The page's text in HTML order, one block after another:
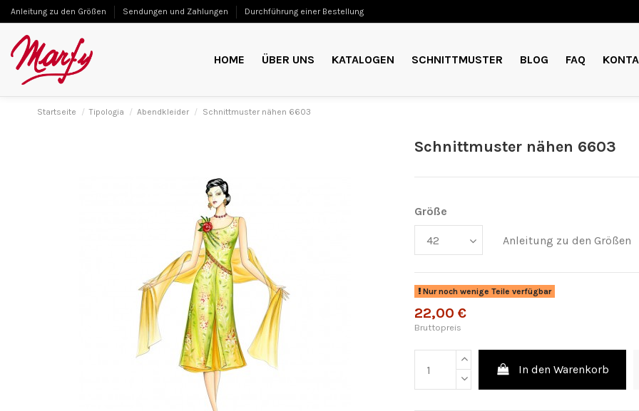
Anleitung zu den Größen Sendungen und Zahlungen Durchführung einer Bestellung
HOME ÜBER UNS KATALOGEN SCHNITTMUSTER BLOG FAQ
Startseite Tipologia Abendkleider Schnittmuster nähen 6603
Schnittmuster nähen 6603
Größe
Anleitung zu den Größen
Nur noch wenige Teile verfügbar
22,00 €
Bruttopreis
In den Warenkorb